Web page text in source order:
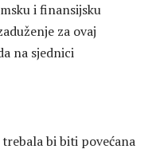
i finansijsku
za ovaj
na sjednici
bi biti povećana